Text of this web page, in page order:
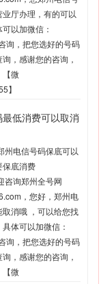
厅办理，有的可以
以加微信：
询，把您选好的号码
，感谢您的咨询，
【微
】
低消费可以取消
州电信号码保底可以
保底消费
咨询郑州全号网
，您好，郑州电
消哦 ，可以给您找
体可以加微信：
询，把您选好的号码
，感谢您的咨询，
【微